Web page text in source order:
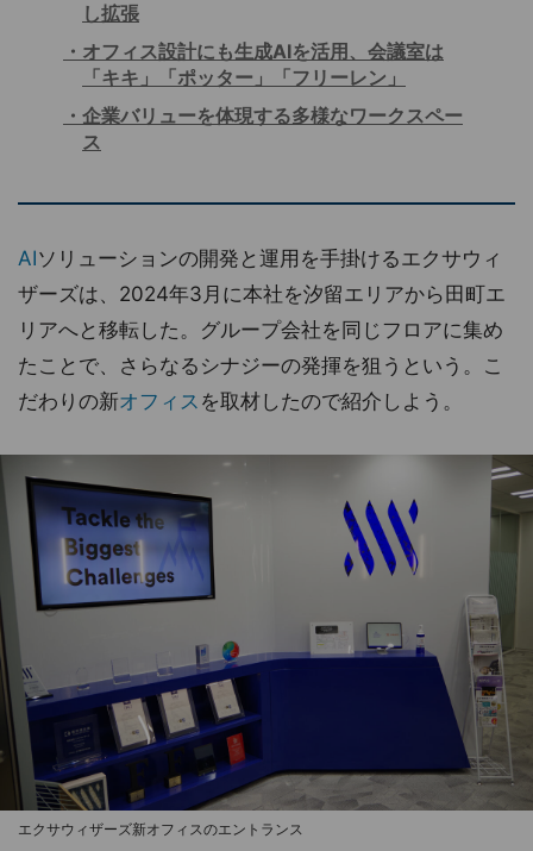
し拡張
オフィス設計にも生成AIを活用、会議室は
「キキ」「ポッター」「フリーレン」
企業バリューを体現する多様なワークスペー
ス
AIソリューションの開発と運用を手掛けるエクサウィ
ザーズは、2024年3月に本社を汐留エリアから田町エ
リアへと移転した。グループ会社を同じフロアに集め
たことで、さらなるシナジーの発揮を狙うという。こ
だわりの新オフィス を取材したので紹介しよう。
エクサウィザーズ新オフィスのエントランス